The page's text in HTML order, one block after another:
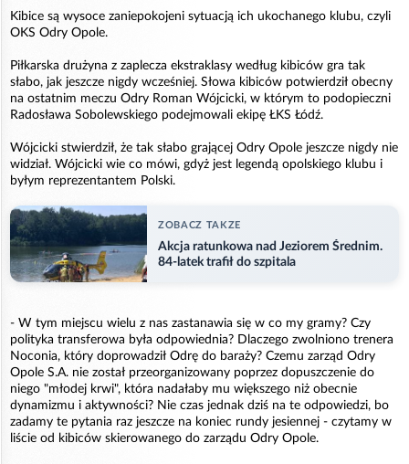
Kibice są wysoce zaniepokojeni sytuacją ich ukochanego klubu, czyli
OKS Odry Opole.
Piłkarska drużyna z zaplecza ekstraklasy według kibiców gra tak
słabo, jak jeszcze nigdy wcześniej. Słowa kibiców potwierdził obecny
na ostatnim meczu Odry Roman Wójcicki, w którym to podopieczni
Radosława Sobolewskiego podejmowali ekipę ŁKS Łódź.
Wójcicki stwierdził, że tak słabo grającej Odry Opole jeszcze nigdy nie
widział. Wójcicki wie co mówi, gdyż jest legendą opolskiego klubu i
byłym reprezentantem Polski.
ZOBACZ TAKZE
Akcja ratunkowa nad Jeziorem Średnim.
84-latek trafił do szpitala
- W tym miejscu wielu z nas zastanawia się w co my gramy? Czy
polityka transferowa była odpowiednia? Dlaczego zwolniono trenera
Noconia, który doprowadził Odrę do baraży? Czemu zarząd Odry
Opole S.A. nie został przeorganizowany poprzez dopuszczenie do
niego "młodej krwi", która nadałaby mu większego niż obecnie
dynamizmu i aktywności? Nie czas jednak dziś na te odpowiedzi, bo
zadamy te pytania raz jeszcze na koniec rundy jesiennej - czytamy w
liście od kibiców skierowanego do zarządu Odry Opole.